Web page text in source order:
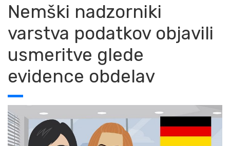
Nemški nadzorniki
varstva podatkov objavili
usmeritve glede
evidence obdelav